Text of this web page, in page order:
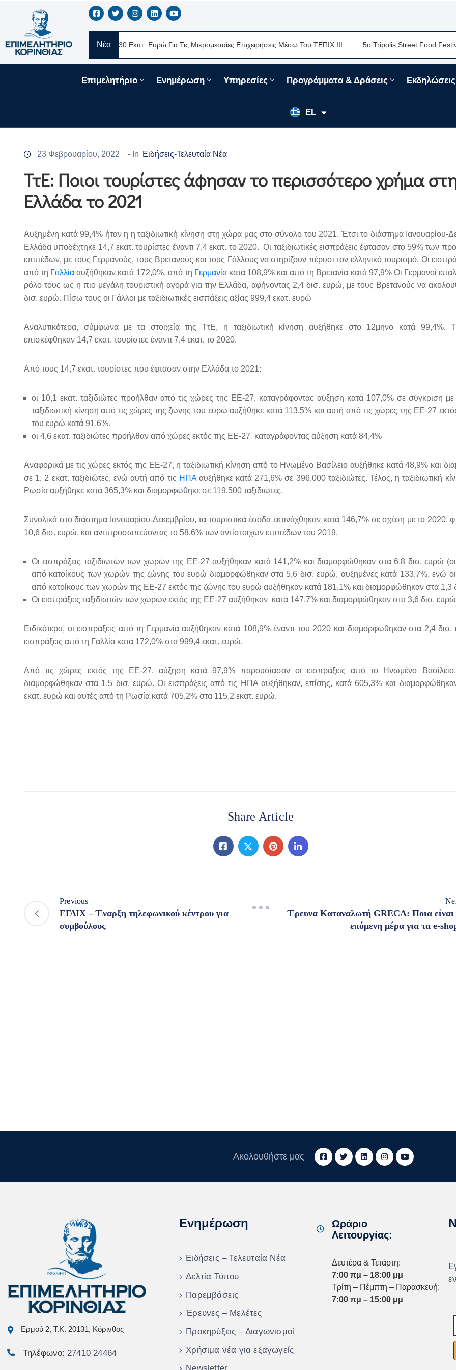
Νέα
Ελλάς Νέα Δάνεια 330 Εκατ. Ευρώ Για Τις Μικρομεσαίες Επιχειρήσεις Μέσω Του ΤΕΠΙΧ ΙΙΙ 5ο Tripolis Street Food Festival-Μια
Επιμελητήριο Ενημέρωση Υπηρεσίες Προγράμματα & Δράσεις Εκδηλώσεις
EL
EN
FR
23 Φεβρουαρίου, 2022 - In Ειδήσεις-Τελευταία Νέα
ΤτΕ: Ποιοι τουρίστες άφησαν το περισσότερο χρήμα
Ελλάδα το 2021
Αυξημένη κατά 99,4% ήταν η η ταξιδιωτική κίνηση στη χώρα μας στο σύνολο του 2021. Έτσι το διάστημα Ιανουαρίου-
Ελλάδα υποδέχτηκε 14,7 εκατ. τουρίστες έναντι 7,4 εκατ. το 2020. Οι ταξιδιωτικές εισπράξεις έφτασαν στο 59% των
επιπέδων, με τους Γερμανούς, τους Βρετανούς και τους Γάλλους να στηρίζουν πέρυσι τον ελληνικό τουρισμό. Οι
από τη Γαλλίααυξήθηκαν κατά 172,0%, από τη Γερμανία κατά 108,9% και από τη Βρετανία κατά 97,9% Οι Γερμανοί
ρόλο τους ως η πιο μεγάλη τουριστική αγορά για την Ελλάδα, αφήνοντας 2,4 δισ. ευρώ, με τους Βρετανούς να
δισ. ευρώ. Πίσω τους οι Γάλλοι με ταξιδιωτικές εισπάξεις αξίας 999,4 εκατ. ευρώ
Αναλυτικότερα, σύμφωνα με τα στοιχεία της ΤτΕ, η ταξιδιωτική κίνηση αυξήθηκε στο 12μηνο κατά 99,4%.
επισκέφθηκαν 14,7 εκατ. τουρίστες έναντι 7,4 εκατ. το 2020.
Από τους 14,7 εκατ. τουρίστες που έφτασαν στην Ελλάδα το 2021:
οι 10,1 εκατ. ταξιδιώτες προήλθαν από τις χώρες της ΕΕ-27, καταγράφοντας αύξηση κατά 107,0% σε σύγκριση
ταξιδιωτική κίνηση από τις χώρες της ζώνης του ευρώ αυξήθηκε κατά 113,5% και αυτή από τις χώρες της ΕΕ-27
του ευρώ κατά 91,6%.
οι 4,6 εκατ. ταξιδιώτες προήλθαν από χώρες εκτός της ΕΕ-27 καταγράφοντας αύξηση κατά 84,4%
Αναφορικά με τις χώρες εκτός της ΕΕ-27, η ταξιδιωτική κίνηση από το Ηνωμένο Βασίλειο αυξήθηκε κατά 48,9% και
σε 1, 2 εκατ. ταξιδιώτες, ενώ αυτή από τις ΗΠΑ αυξήθηκε κατά 271,6% σε 396.000 ταξιδιώτες. Τέλος, η ταξιδιωτική
Ρωσία αυξήθηκε κατά 365,3% και διαμορφώθηκε σε 119.500 ταξιδιώτες.
Συνολικά στο διάστημα Ιανουαρίου-Δεκεμβρίου, τα τουριστικά έσοδα εκτινάχθηκαν κατά 146,7% σε σχέση με το 2020,
10,6 δισ. ευρώ, και αντιπροσωπεύοντας το 58,6% των αντίστοιχων επιπέδων του 2019.
Οι εισπράξεις ταξιδιωτών των χωρών της ΕΕ-27 αυξήθηκαν κατά 141,2% και διαμορφώθηκαν στα 6,8 δισ. ευρώ (οι
από κατοίκους των χωρών της ζώνης του ευρώ διαμορφώθηκαν στα 5,6 δισ. ευρώ, αυξημένες κατά 133,7%, ενώ οι
από κατοίκους των χωρών της ΕΕ-27 εκτός της ζώνης του ευρώ αυξήθηκαν κατά 181,1% και διαμορφώθηκαν στα 1,3
Οι εισπράξεις ταξιδιωτών των χωρών εκτός της ΕΕ-27 αυξήθηκαν κατά 147,7% και διαμορφώθηκαν στα 3,6 δισ.
Ειδικότερα, οι εισπράξεις από τη Γερμανία αυξήθηκαν κατά 108,9% έναντι του 2020 και διαμορφώθηκαν στα 2,4 δισ.
εισπράξεις από τη Γαλλία κατά 172,0% στα 999,4 εκατ. ευρώ.
Από τις χώρες εκτός της ΕΕ-27, αύξηση κατά 97,9% παρουσίασαν οι εισπράξεις από το Ηνωμένο
διαμορφώθηκαν στα 1,5 δισ. ευρώ. Οι εισπράξεις από τις ΗΠΑ αυξήθηκαν, επίσης, κατά 605,3% και
εκατ. ευρώ και αυτές από τη Ρωσία κατά 705,2% στα 115,2 εκατ. ευρώ.
Share Article
Previous
ΕΓΔΙΧ – Έναρξη τηλεφωνικού κέντρου για
συμβούλους
Έρευνα Καταναλωτή GRECA: Ποια είναι
επόμενη μέρα για τα e-
Ακολουθήστε μας
Ερμού 2, Τ.Κ. 20131, Κόρινθος
Τηλέφωνο: 27410 24464
Ενημέρωση
Ειδήσεις – Τελευταία Νέα
Δελτία Τύπου
Παρεμβάσεις
Έρευνες – Μελέτες
Προκηρύξεις – Διαγωνισμοί
Χρήσιμα νέα για εξαγωγείς
Ωράριο
Λειτουργίας:
Δευτέρα & Τετάρτη:
7:00 πμ – 18:00 μμ
Τρίτη – Πέμπτη – Παρασκευή:
7:00 πμ – 15:00 μμ